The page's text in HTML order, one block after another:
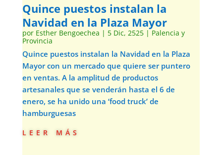
Quince puestos instalan la
Navidad en la Plaza Mayor
por Esther Bengoechea | 5 Dic, 2525| Palencia y
Provincia
Quince puestos instalan la Navidad en la Plaza
Mayor con un mercado que quiere ser puntero
en ventas. A la amplitud de productos
artesanales que se venderán hasta el 6 de
enero, se ha unido una ‘food truck’ de
hamburguesas
leer más